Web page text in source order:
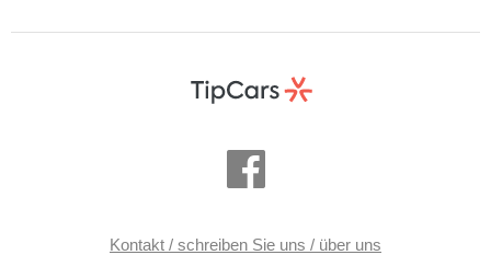
Kontakt / schreiben Sie uns / über uns